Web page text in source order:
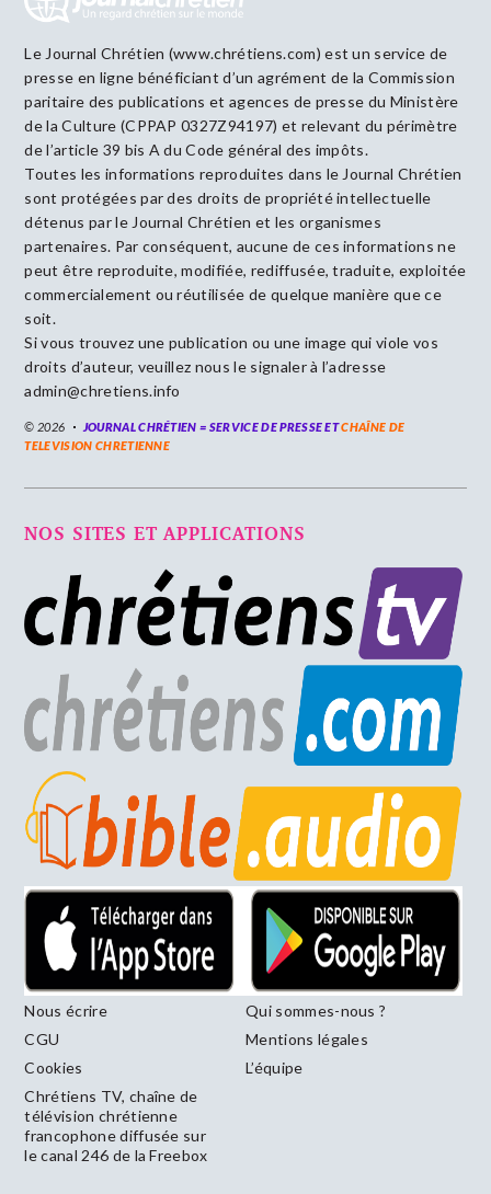
Le Journal Chrétien (www.chrétiens.com) est un service de
presse en ligne bénéficiant d’un agrément de la Commission
paritaire des publications et agences de presse du Ministère
de la Culture (CPPAP 0327Z94197) et relevant du périmètre
de l’article 39 bis A du Code général des impôts.
Toutes les informations reproduites dans le Journal Chrétien
sont protégées par des droits de propriété intellectuelle
détenus par le Journal Chrétien et les organismes
partenaires. Par conséquent, aucune de ces informations ne
peut être reproduite, modifiée, rediffusée, traduite, exploitée
commercialement ou réutilisée de quelque manière que ce
soit.
Si vous trouvez une publication ou une image qui viole vos
droits d’auteur, veuillez nous le signaler à l’adresse
admin@chretiens.info
© 2026 JOURNAL CHRÉTIEN = SERVICE DE PRESSE ETCHAÎNE DE
TELEVISION CHRETIENNE
NOS SITES ET APPLICATIONS
Nous écrire
Qui sommes-nous ?
CGU
Mentions légales
Cookies
L’équipe
Chrétiens TV, chaîne de
télévision chrétienne
francophone diffusée sur
le canal 246 de la Freebox